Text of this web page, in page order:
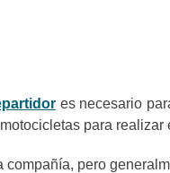
es necesario
para
pero